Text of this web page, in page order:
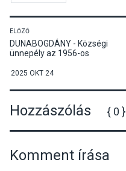
ELŐZŐ
DUNABOGDÁNY - Községi
ünnepély az 1956-os
szabadságharc 69.
2025 OKT 24
Hozzászólás { 0 }
Komment írása